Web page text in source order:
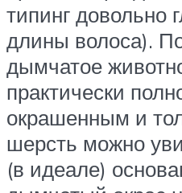
типинг довольно
длины волоса).
дымчатое
практически
окрашенным и
шерсть можно
(в идеале)